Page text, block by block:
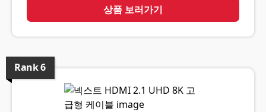
상품 보러가기
Rank6